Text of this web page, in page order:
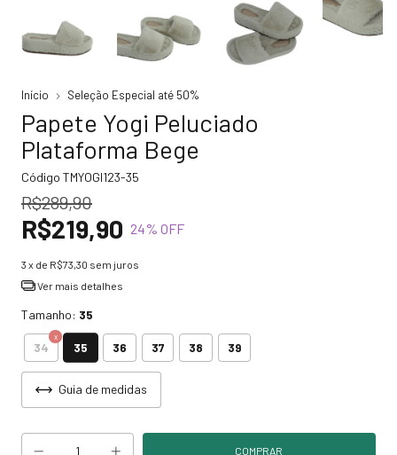
Início Seleção Especial até 50%
Papete Yogi Peluciado
Plataforma Bege
Código TMYOGI123-35
R$289,90
R$219,90 24% OFF
3 x de R$73,30 sem juros
Ver mais detalhes
Tamanho: 35
34 35 36 37 38 39
Guia de medidas